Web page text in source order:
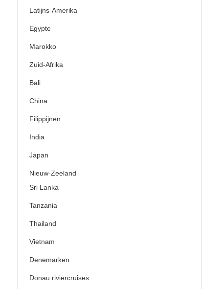
Latijns-Amerika
Egypte
Marokko
Zuid-Afrika
Bali
China
Filippijnen
India
Japan
Nieuw-Zeeland
Sri Lanka
Tanzania
Thailand
Vietnam
Denemarken
Donau riviercruises